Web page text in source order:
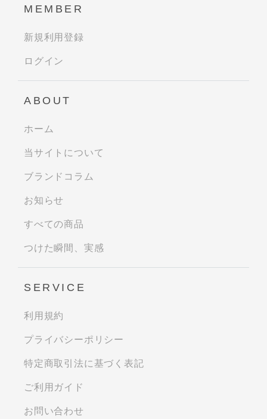
MEMBER
新規利用登録
ログイン
ABOUT
ホーム
当サイトについて
ブランドコラム
お知らせ
すべての商品
つけた瞬間、実感
SERVICE
利用規約
プライバシーポリシー
特定商取引法に基づく表記
ご利用ガイド
お問い合わせ